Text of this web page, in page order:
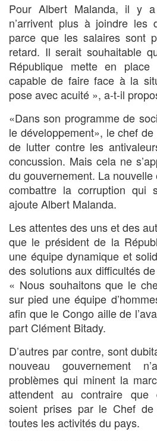
Pour Albert Malanda, il y
n’arrivent plus à joindre les
parce que les salaires sont
retard. Il serait souhaitable
République mette en place
capable de faire face à la
pose avec acuité », a-t-il
«Dans son programme de
le développement», le chef de
de lutter contre les
concussion. Mais cela ne
du gouvernement. La nouvelle
combattre la corruption qui
ajoute Albert Malanda.
Les attentes des uns et des
que le président de la
une équipe dynamique et
des solutions aux difficultés
« Nous souhaitons que le
sur pied une équipe
afin que le Congo aille de
part Clément Bitady.
D’autres par contre, sont
nouveau gouvernement
problèmes qui minent la
attendent au contraire que
soient prises par le Chef de
toutes les activités du pays.